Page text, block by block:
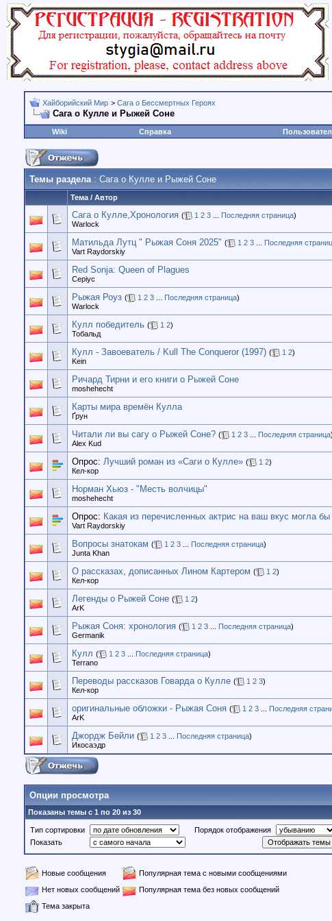
Хайборийский Мир > Сага о Бессмертных Героях
Сага о Кулле и Рыжей Соне
Wiki
Справка
Темы раздела: Сага о Кулле и Рыжей Соне
Тема / Автор
Сага о Кулле,Хронология ( 1 2 3 Последняя страница)
Warlock
Матильда Лутц " Рыжая Соня 2025" ( 1 2 3 Последняя
Vart Raydorskiy
Red Sonja: Queen of Plagues
Cepiyc
Рыжая Роуз ( 1 2 3 Последняя страница)
Warlock
Кулл победитель ( 1 2)
Тобальд
Кулл - Завоеватель / Kull The Conqueror (1997) ( 1 2)
Kein
Ричард Тирни и его книги о Рыжей Соне
moshehecht
Карты мира времён Кулла
Ґрун
Читали ли вы сагу о Рыжей Соне? ( 1 2 3 Последняя страница)
Alex Kud
Опрос: Лучший роман из «Саги о Кулле» ( 1 2)
Кел-кор
Норман Хьюз - "Месть волчицы"
moshehecht
Опрос: Какая из перечисленных актрис на ваш вкус могла
Vart Raydorskiy
Вопросы знатокам ( 1 2 3 Последняя страница)
Junta Khan
О рассказах, дописанных Лином Картером ( 1 2)
Кел-кор
Легенды о Рыжей Соне ( 1 2)
ArK
Рыжая Соня: хронология ( 1 2 3 Последняя страница)
Germanik
Кулл ( 1 2 3 Последняя страница)
Terrano
Переводы рассказов Говарда о Кулле ( 1 2 3)
Кел-кор
оригинальные обложки - Рыжая Соня ( 1 2 3 Последняя
ArK
Джордж Бейли ( 1 2 3 Последняя страница)
Икосаэдр
Опции просмотра
Показаны темы с 1 по 20 из 30
Тип сортировки
Порядок отображения
Показать
Новые сообщения
Популярная тема с новыми сообщениями
Нет новых сообщений
Популярная тема без новых сообщений
Тема закрыта